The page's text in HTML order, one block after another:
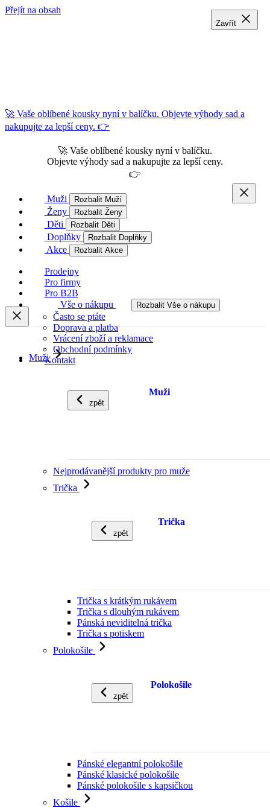
Přejít na obsah
🚀 Vaše oblíbené kousky nyní v balíčku. Objevte výhody sad a
nakupujte za lepší ceny. 👉
🚀 Vaše oblíbené kousky nyní v balíčku.
Objevte výhody sad a nakupujte za lepší ceny.
👉
Muži Rozbalit Muži
Ženy Rozbalit Ženy
Děti Rozbalit Děti
Doplňky Rozbalit Doplňky
Akce Rozbalit Akce
Prodejny
Pro firmy
Pro B2B
Vše o nákupu
Rozbalit Vše o nákupu
Často se ptáte
Doprava a platba
Vrácení zboží a reklamace
Obchodní podmínky
Kontakt
Muži
zpět
Muži
Nejprodávanější produkty pro muže
Trička
zpět
Trička
Trička s krátkým rukávem
Trička s dlouhým rukávem
Pánská neviditelná trička
Trička s potiskem
Polokošile
zpět
Polokošile
Pánské elegantní polokošile
Pánské klasické polokošile
Pánské polokošile s kapsičkou
Košile
Zavřít
Zavřít
Zavřít